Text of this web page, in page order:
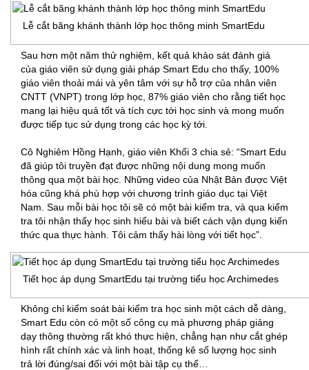
Lễ cắt băng khánh thành lớp học thông minh SmartEdu
Sau hơn một năm thử nghiệm, kết quả khảo sát đánh giá
của giáo viên sử dụng giải pháp Smart Edu cho thấy, 100%
giáo viên thoải mái và yên tâm với sự hỗ trợ của nhân viên
CNTT (VNPT) trong lớp học, 87% giáo viên cho rằng tiết học
mang lại hiệu quả tốt và tích cực tới học sinh và mong muốn
được tiếp tục sử dụng trong các học kỳ tới.
Cô Nghiêm Hồng Hạnh, giáo viên Khối 3 chia sẻ: “Smart Edu
đã giúp tôi truyền đạt được những nội dung mong muốn
thông qua một bài học. Những video của Nhật Bản được Việt
hóa cũng khá phù hợp với chương trình giáo dục tại Việt
Nam. Sau mỗi bài học tôi sẽ có một bài kiểm tra, và qua kiểm
tra tôi nhận thấy học sinh hiểu bài và biết cách vận dụng kiến
thức qua thực hành. Tôi cảm thấy hài lòng với tiết học”.
Tiết học áp dụng SmartEdu tại trường tiểu học Archimedes
Không chỉ kiểm soát bài kiểm tra học sinh một cách dễ dàng,
Smart Edu còn có một số công cụ mà phương pháp giảng
dạy thông thường rất khó thực hiện, chẳng hạn như cắt ghép
hình rất chính xác và linh hoạt, thống kê số lượng học sinh
trả lời đúng/sai đối với một bài tập cụ thể…